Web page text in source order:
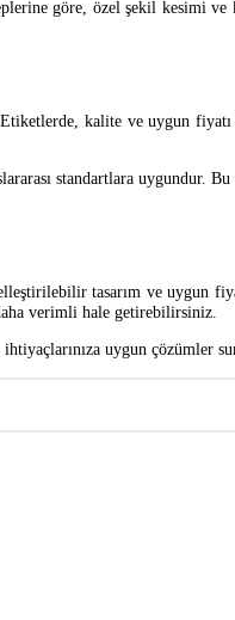
göre, özel şekil kesimi
kalite ve uygun
standartlara uygundur.
tasarım ve uygun
verimli hale getirebilirsiniz.
uygun çözümler